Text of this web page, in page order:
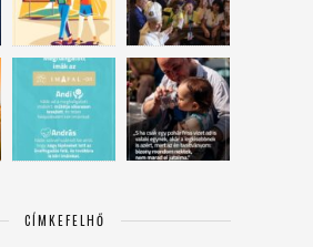
CÍMKEFELHŐ